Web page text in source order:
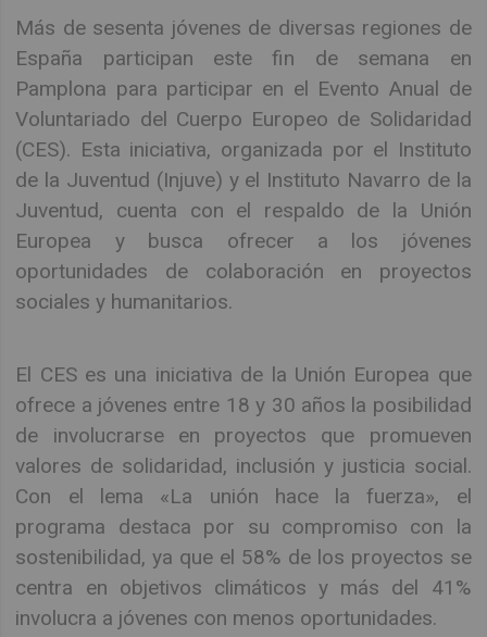
Más de sesenta jóvenes de diversas regiones de
España participan este fin de semana en
Pamplona para participar en el Evento Anual de
Voluntariado del Cuerpo Europeo de Solidaridad
(CES). Esta iniciativa, organizada por el Instituto
de la Juventud (Injuve) y el Instituto Navarro de la
Juventud, cuenta con el respaldo de la Unión
Europea y busca ofrecer a los jóvenes
oportunidades de colaboración en proyectos
sociales y humanitarios.
El CES es una iniciativa de la Unión Europea que
ofrece a jóvenes entre 18 y 30 años la posibilidad
de involucrarse en proyectos que promueven
valores de solidaridad, inclusión y justicia social.
Con el lema «La unión hace la fuerza», el
programa destaca por su compromiso con la
sostenibilidad, ya que el 58% de los proyectos se
centra en objetivos climáticos y más del 41%
involucra a jóvenes con menos oportunidades.